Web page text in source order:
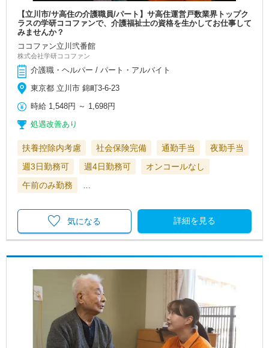
【立川市/サ高住の介護職員/パート】サ高住運営戸数業界トップク
ラスの学研ココファンで、介護福祉士の資格を生かしてお仕事して
みませんか？
ココファン立川弐番館
株式会社学研ココファン
介護職・ヘルパー / パート・アルバイト
東京都 立川市 錦町3-6-23
時給 1,548円 ～ 1,698円
処遇改善あり
扶養控除内考慮 社会保険完備 通勤手当
夜勤手当
週3日勤務可
週4日勤務可
オンコールなし
午前のみ勤務
…
詳細を見る
気になる